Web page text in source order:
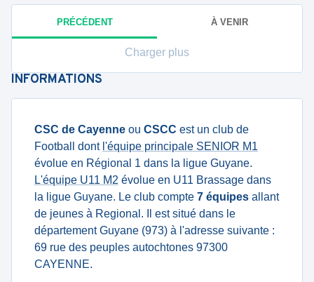
PRÉCÉDENT À VENIR
Charger plus
INFORMATIONS
CSC de Cayenne ou CSCC est un club de
Football dont l'équipe principale SENIOR M1
évolue en Régional 1 dans la ligue Guyane.
L'équipe U11 M2 évolue en U11 Brassage dans
la ligue Guyane. Le club compte 7 équipes allant
de jeunes à Regional. Il est situé dans le
département Guyane (973) à l'adresse suivante :
69 rue des peuples autochtones 97300
CAYENNE.